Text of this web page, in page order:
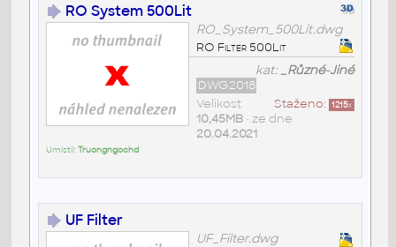
RO System 500Lit
RO_System_500Lit.dwg
RO Filter 500Lit
kat:_Různé-Jiné
DWG2018
Staženo: 1215x
Velikost
10,45MB• ze dne
20.04.2021
Umístil:Truongngochd
UF Filter
UF_Filter.dwg